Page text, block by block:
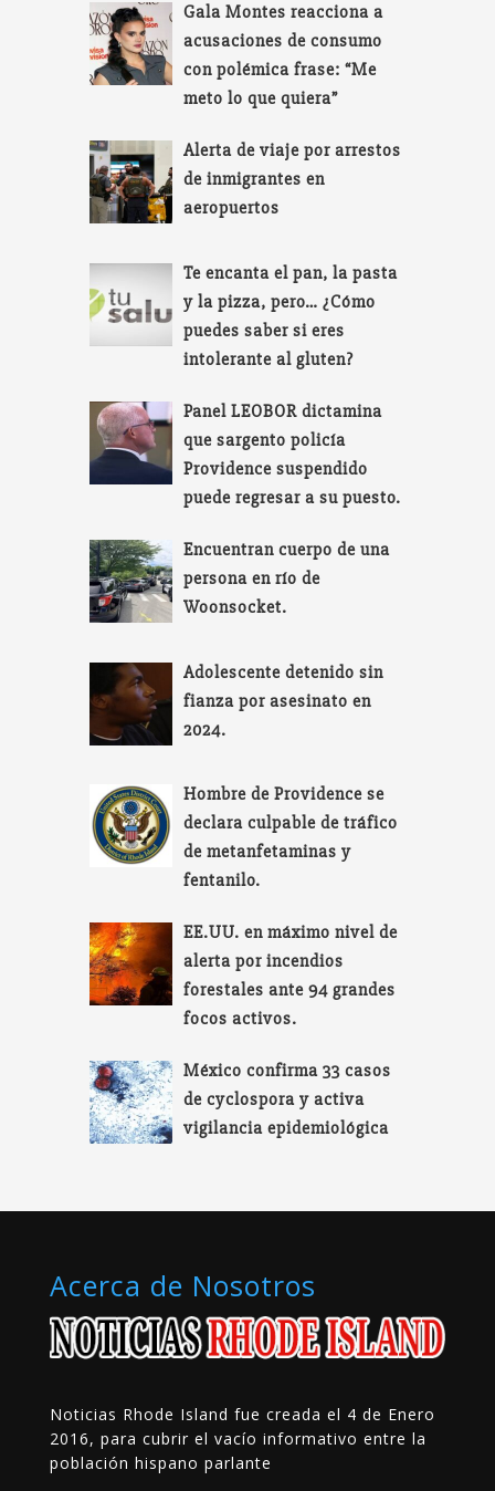
Gala Montes reacciona a
acusaciones de consumo
con polémica frase: “Me
meto lo que quiera”
Alerta de viaje por arrestos
de inmigrantes en
aeropuertos
Te encanta el pan, la pasta
y la pizza, pero… ¿Cómo
puedes saber si eres
intolerante al gluten?
Panel LEOBOR dictamina
que sargento policía
Providence suspendido
puede regresar a su puesto.
Encuentran cuerpo de una
persona en río de
Woonsocket.
Adolescente detenido sin
fianza por asesinato en
2024.
Hombre de Providence se
declara culpable de tráfico
de metanfetaminas y
fentanilo.
EE.UU. en máximo nivel de
alerta por incendios
forestales ante 94 grandes
focos activos.
México confirma 33 casos
de cyclospora y activa
vigilancia epidemiológica
Acerca de Nosotros
Noticias Rhode Island fue creada el 4 de Enero
2016, para cubrir el vacío informativo entre la
población hispano parlante